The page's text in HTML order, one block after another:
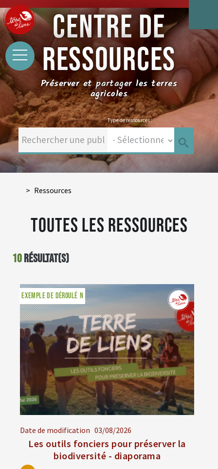
CENTRE DE
RESSOURCES
Préserver et partager les terres
agricoles
Type de ressources :
Ressources
Toutes les ressources
10résultat(s)
Date de modification 03/08/2026
Les outils fonciers pour préserver la
biodiversité - diaporama
MODULES DE FORMATION
EXEMPLE DE DÉROULÉ